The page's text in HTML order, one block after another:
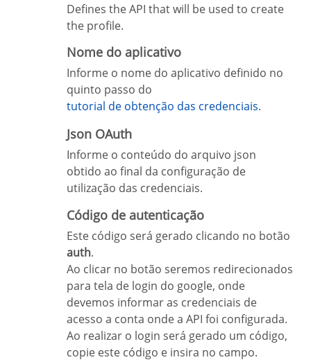
Defines the API that will be used to create
the profile.
Nome do aplicativo
Informe o nome do aplicativo definido no
quinto passo do
tutorial de obtenção das credenciais.
Json OAuth
Informe o conteúdo do arquivo json
obtido ao final da configuração de
utilização das credenciais.
Código de autenticação
Este código será gerado clicando no botão
auth.
Ao clicar no botão seremos redirecionados
para tela de login do google, onde
devemos informar as credenciais de
acesso a conta onde a API foi configurada.
Ao realizar o login será gerado um código,
copie este código e insira no campo.